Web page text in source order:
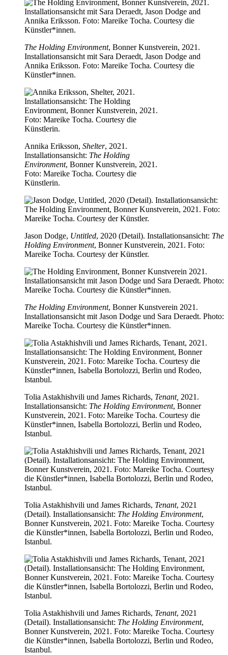
The Holding Environment, Bonner Kunstverein, 2021.
Installationsansicht mit Sara Deraedt, Jason Dodge and
Annika Eriksson. Foto: Mareike Tocha. Courtesy die
Künstler*innen.
Annika Eriksson, Shelter, 2021.
Installationsansicht: The Holding
Environment, Bonner Kunstverein, 2021.
Foto: Mareike Tocha. Courtesy die
Künstlerin.
Jason Dodge, Untitled, 2020 (Detail). Installationsansicht: The
Holding Environment, Bonner Kunstverein, 2021. Foto:
Mareike Tocha. Courtesy der Künstler.
The Holding Environment, Bonner Kunstverein 2021.
Installationsansicht mit Jason Dodge und Sara Deraedt. Photo:
Mareike Tocha. Courtesy die Künstler*innen.
Tolia Astakhishvili und James Richards, Tenant, 2021.
Installationsansicht: The Holding Environment, Bonner
Kunstverein, 2021. Foto: Mareike Tocha. Courtesy die
Künstler*innen, Isabella Bortolozzi, Berlin und Rodeo,
Istanbul.
Tolia Astakhishvili und James Richards, Tenant, 2021
(Detail). Installationsansicht: The Holding Environment,
Bonner Kunstverein, 2021. Foto: Mareike Tocha. Courtesy
die Künstler*innen, Isabella Bortolozzi, Berlin und Rodeo,
Istanbul.
Tolia Astakhishvili und James Richards, Tenant, 2021
(Detail). Installationsansicht: The Holding Environment,
Bonner Kunstverein, 2021. Foto: Mareike Tocha. Courtesy
die Künstler*innen, Isabella Bortolozzi, Berlin und Rodeo,
Istanbul.